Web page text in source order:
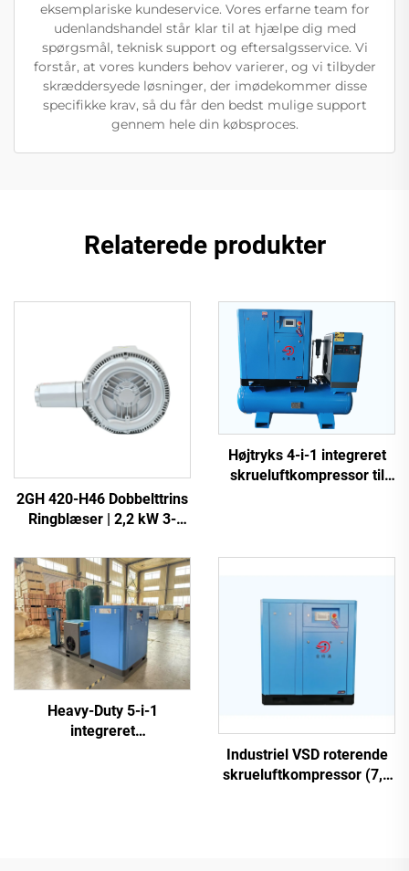
eksemplariske kundeservice. Vores erfarne team for
udenlandshandel står klar til at hjælpe dig med
spørgsmål, teknisk support og eftersalgsservice. Vi
forstår, at vores kunders behov varierer, og vi tilbyder
skræddersyede løsninger, der imødekommer disse
specifikke krav, så du får den bedst mulige support
gennem hele din købsproces.
Relaterede produkter
2GH 420-H46 Dobbelttrins
Ringblæser | 2,2 kW 3-
Højtryks 4-i-1 integreret
skrueluftkompressor til
Heavy-Duty 5-i-1
integreret
Industriel VSD roterende
skrueluftkompressor (7,5